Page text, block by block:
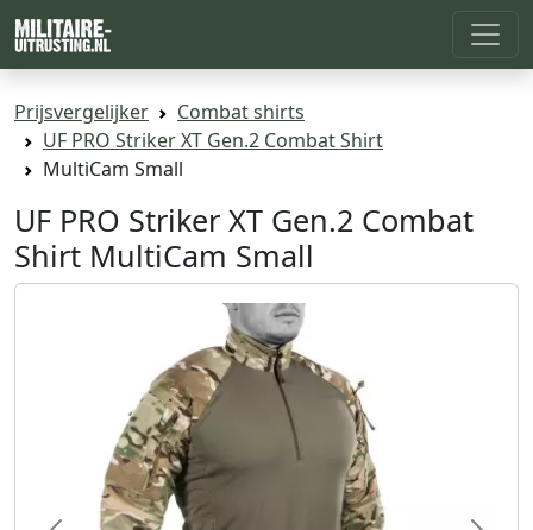
Prijsvergelijker
Combat shirts
UF PRO Striker XT Gen.2 Combat Shirt
MultiCam Small
UF PRO Striker XT Gen.2 Combat
Shirt MultiCam Small